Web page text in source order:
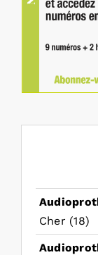
Cher (18)